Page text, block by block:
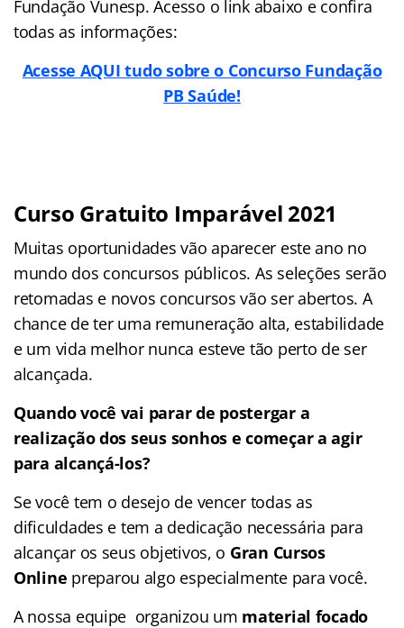
Fundação Vunesp. Acesso o link abaixo e confira
todas as informações:
Acesse AQUI tudo sobre o Concurso Fundação
PB Saúde!
Curso Gratuito Imparável 2021
Muitas oportunidades vão aparecer este ano no
mundo dos concursos públicos. As seleções serão
retomadas e novos concursos vão ser abertos. A
chance de ter uma remuneração alta, estabilidade
e um vida melhor nunca esteve tão perto de ser
alcançada.
Quando você vai parar de postergar a
realização dos seus sonhos e começar a agir
para alcançá-los?
Se você tem o desejo de vencer todas as
dificuldades e tem a dedicação necessária para
alcançar os seus objetivos, o Gran Cursos
Online preparou algo especialmente para você.
A nossa equipe organizou um material focado